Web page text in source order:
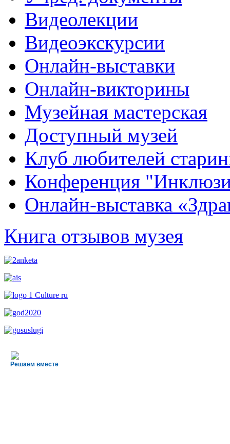
Видеолекции
Видеоэкскурсии
Онлайн-выставки
Онлайн-викторины
Музейная мастерская
Доступный музей
Клуб любителей
Конференция
Онлайн-выставка
Книга отзывов музея
Решаем вместе